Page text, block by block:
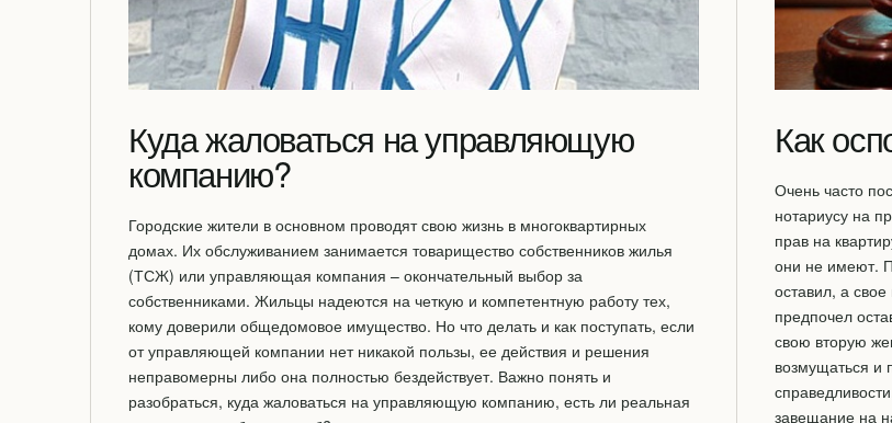
Куда жаловаться на управляющую
компанию?
Городские жители в основном проводят свою жизнь в многоквартирных
домах. Их обслуживанием занимается товарищество собственников жилья
(ТСЖ) или управляющая компания – окончательный выбор за
собственниками. Жильцы надеются на четкую и компетентную работу тех,
кому доверили общедомовое имущество. Но что делать и как поступать, если
от управляющей компании нет никакой пользы, ее действия и решения
неправомерны либо она полностью бездействует. Важно понять и
разобраться, куда жаловаться на управляющую компанию, есть ли реальная
Как
Очень часто
нотариусу на
прав на
они не имеют.
оставил, а
предпочел
свою вторую
возмущаться и
завещание на